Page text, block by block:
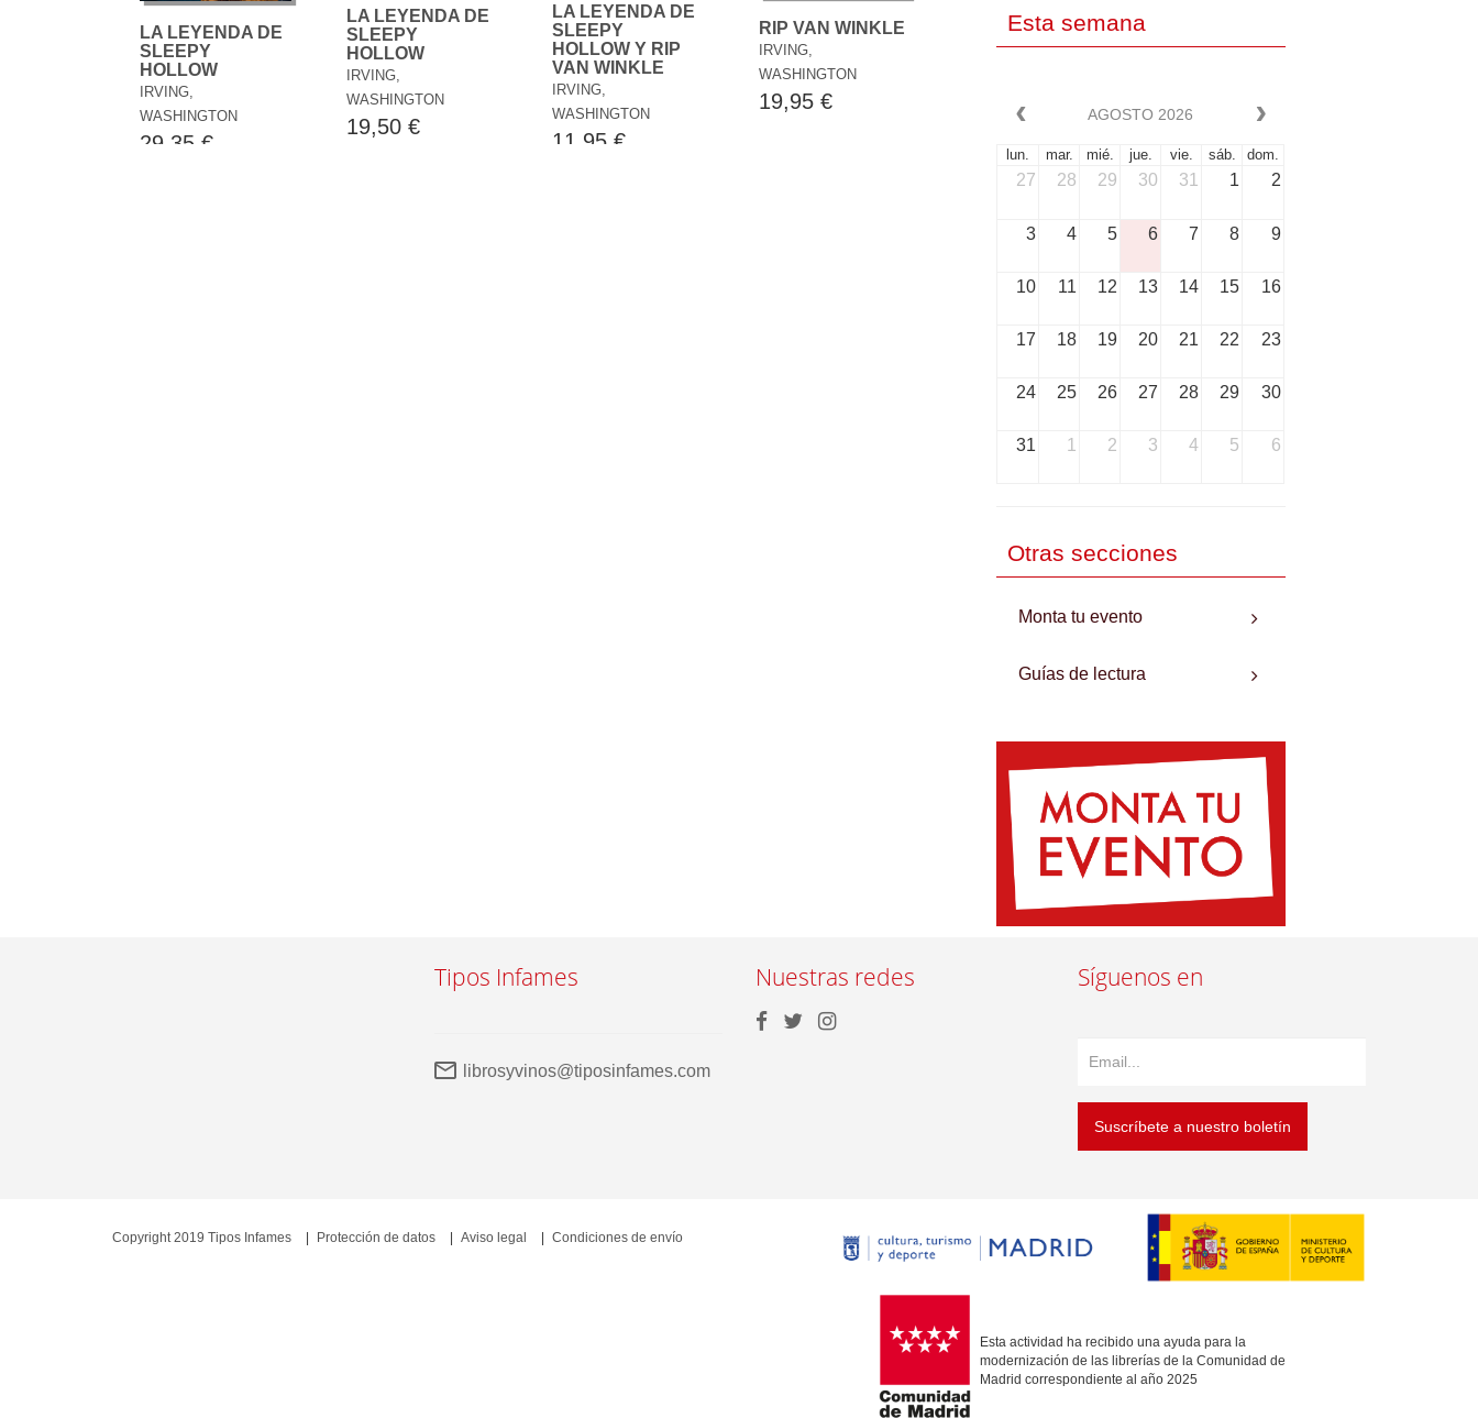
LA LEYENDA DE
SLEEPY
HOLLOW
IRVING,
WASHINGTON
29,35 €
LA LEYENDA DE
SLEEPY
HOLLOW
IRVING,
WASHINGTON
19,50 €
LA LEYENDA DE
SLEEPY
HOLLOW Y RIP
VAN WINKLE
IRVING,
WASHINGTON
11,95 €
RIP VAN WINKLE
IRVING,
WASHINGTON
19,95 €
Esta semana
AGOSTO 2026
lun. mar. mié. jue. vie. sáb. dom.
27 28 29 30 31 1 2
3 4 5 6 7 8 9
10 11 12 13 14 15 16
17 18 19 20 21 22 23
24 25 26 27 28 29 30
31 1 2 3 4 5 6
Otras secciones
Monta tu evento
Guías de lectura
Tipos Infames
librosyvinos@tiposinfames.com
Nuestras redes Síguenos en
Suscríbete a nuestro boletín
Esta actividad ha recibido una ayuda para la
modernización de las librerías de la Comunidad de
Madrid correspondiente al año 2025
Copyright 2019 Tipos Infames Protección de datos Aviso legal Condiciones de envío